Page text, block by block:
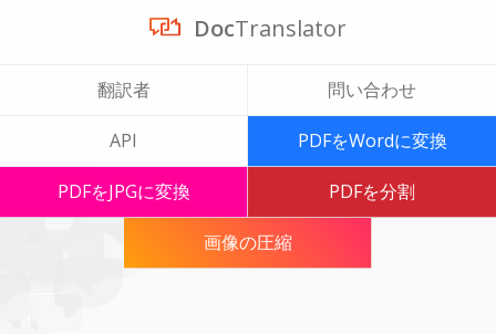
DocTranslator
翻訳者 問い合わせ
API PDFをWordに変換
PDFをJPGに変換 PDFを分割
画像の圧縮